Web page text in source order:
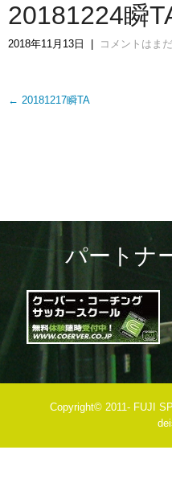
20181224瞬
2018年11月13日 コメントはま
Post
← 20181217瞬TA
パートナ
Copyright© 2011- FUJI